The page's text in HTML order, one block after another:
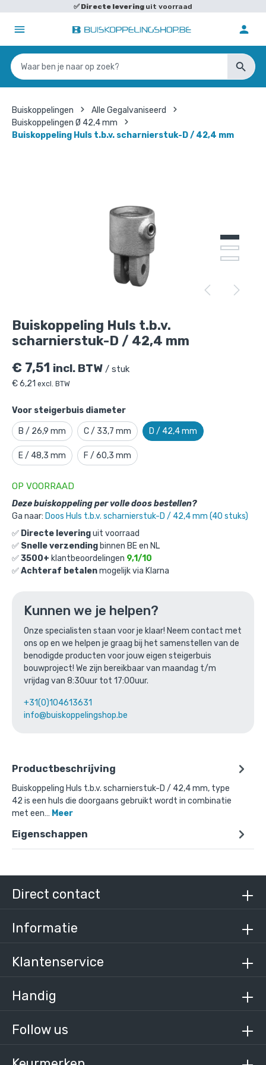
✅Directe levering uit voorraad
Buiskoppelingen
Alle Gegalvaniseerd
Buiskoppelingen Ø 42,4 mm
Buiskoppeling Huls t.b.v. scharnierstuk-D / 42,4 mm
Buiskoppeling Huls t.b.v.
scharnierstuk-D / 42,4 mm
€ 7,51 incl. BTW / stuk
€6,21 excl. BTW
Voor steigerbuis diameter
B / 26,9 mm C / 33,7 mm D / 42,4 mm
E / 48,3 mm F / 60,3 mm
OP VOORRAAD
Deze buiskoppeling per volle doos bestellen?
Ga naar: Doos Huls t.b.v. scharnierstuk-D / 42,4 mm (40 stuks)
✅ Directe leveringuit voorraad
✅ Snelle verzending binnen BE en NL
✅3500+ klantbeoordelingen 9,1/10
✅Achteraf betalenmogelijk via Klarna
Kunnen we je helpen?
Onze specialisten staan voor je klaar! Neem contact met
ons op en we helpen je graag bij het samenstellen van de
benodigde producten voor jouw eigen steigerbuis
bouwproject! We zijn bereikbaar van maandag t/m
vrijdag van 8:30uur tot 17:00uur.
+31(0)104613631
info@buiskoppelingshop.be
Productbeschrijving
Buiskoppeling Huls t.b.v. scharnierstuk-D / 42,4 mm, type
42 is een huls die doorgaans gebruikt wordt in combinatie
met een… Meer
Eigenschappen
Buiskoppeling Huls t.b.v. scharnierstuk-
winkelmandje
Buiskoppeling Huls t.b.v.
scharnierstuk-D / 42,4 mm
Gekozen aantal: x
€7,51 incl. BTW/ stuk
€6,21 excl. BTW
Ga naar winkelmandje
Bovenstaande product wordt vaak
gecombineerd met:
Follow us
Direct contact
Informatie
Klantenservice
Handig